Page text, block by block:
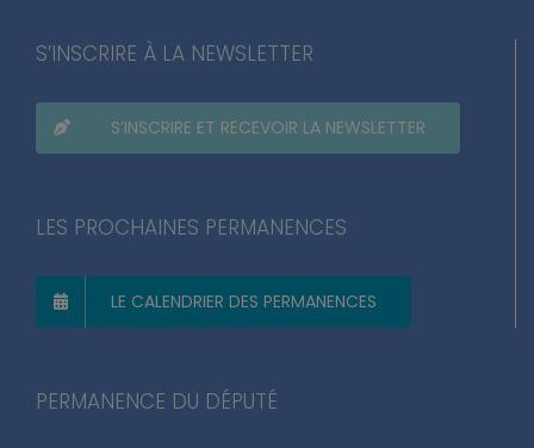
S’INSCRIRE À LA NEWSLETTER
S’INSCRIRE ET RECEVOIR LA NEWSLETTER
LES PROCHAINES PERMANENCES
LE CALENDRIER DES PERMANENCES
PERMANENCE DU DÉPUTÉ